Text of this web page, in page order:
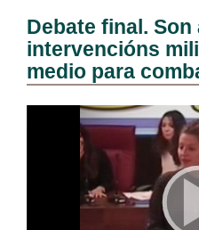
Debate final.
intervencións
medio para